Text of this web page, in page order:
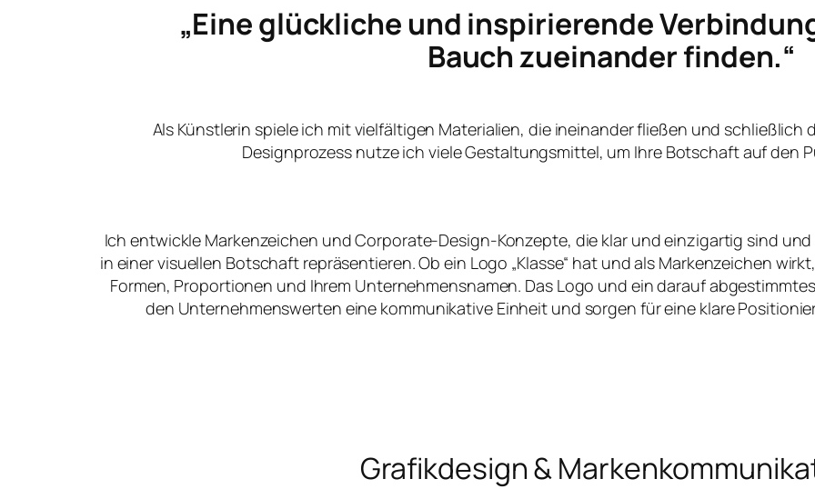
„Eine glückliche und inspirierende
Bauch zueinander finden.“
Als Künstlerin spiele ich mit vielfältigen Materialien, die ineinander fließen und schließlich
Designprozess nutze ich viele Gestaltungsmittel, um Ihre Botschaft auf den
Ich entwickle Markenzeichen und Corporate-Design-Konzepte, die klar und einzigartig sind
in einer visuellen Botschaft repräsentieren. Ob ein Logo „Klasse“ hat und als Markenzeichen
Formen, Proportionen und Ihrem Unternehmensnamen. Das Logo und ein darauf
den Unternehmenswerten eine kommunikative Einheit und sorgen für eine klare
Grafikdesign &